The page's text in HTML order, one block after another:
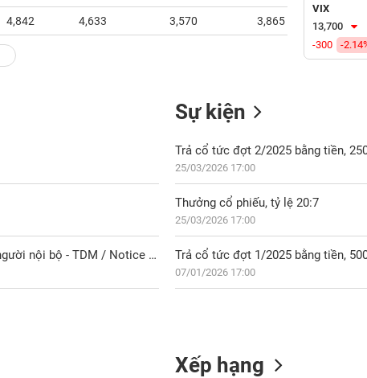
4,842 4,633 3,570 3,865 32.19
VIX
13,700
-300
-
VCI: Thông báo giao dịch cổ phiếu của người có liên quan của người nội bộ - TDM / Notice of the transaction in shares of affiliated person of internal person - TDM
Sự kiện
Trả cổ tức đợt 2/2025 bằng tiền,
25/03/2026 17:00
Thưởng cổ phiếu, tỷ lệ 20:7
25/03/2026 17:00
Trả cổ tức đợt 1/2025 bằng tiền,
07/01/2026 17:00
Xếp hạng